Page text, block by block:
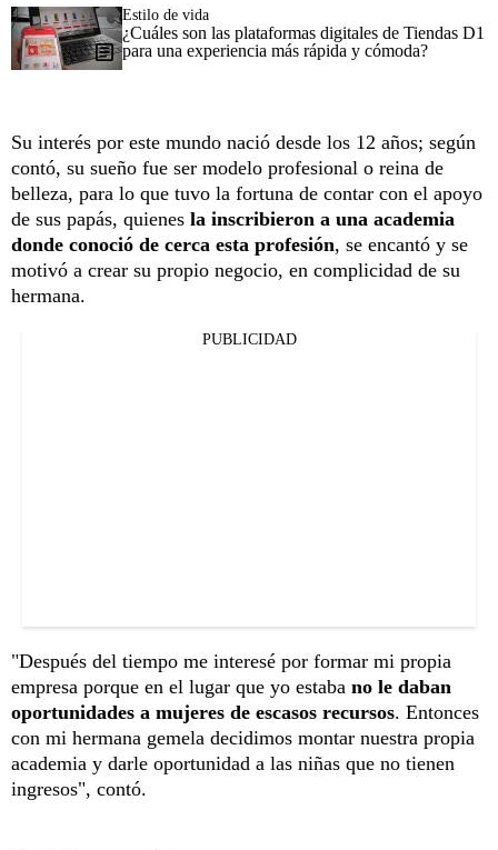
Estilo de vida
¿Cuáles son las plataformas digitales de Tiendas D1
para una experiencia más rápida y cómoda?
Su interés por este mundo nació desde los 12 años; según
contó, su sueño fue ser modelo profesional o reina de
belleza, para lo que tuvo la fortuna de contar con el apoyo
de sus papás, quienes la inscribieron a una academia
donde conoció de cerca esta profesión, se encantó y se
motivó a crear su propio negocio, en complicidad de su
hermana.
PUBLICIDAD
"Después del tiempo me interesé por formar mi propia
empresa porque en el lugar que yo estaba no le daban
oportunidades a mujeres de escasos recursos. Entonces
con mi hermana gemela decidimos montar nuestra propia
academia y darle oportunidad a las niñas que no tienen
ingresos", contó.